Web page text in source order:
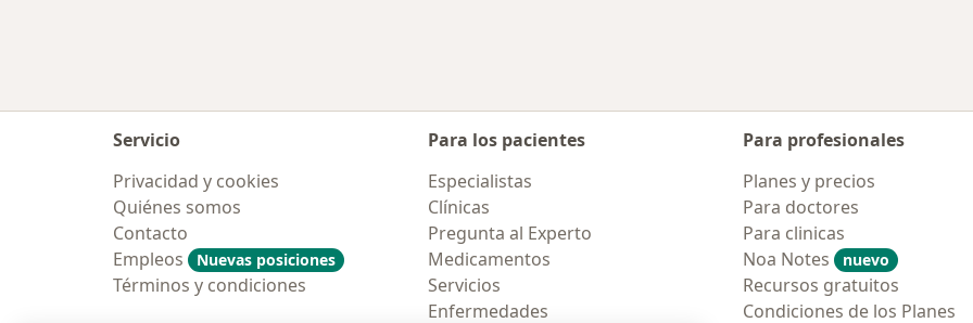
Servicio
Privacidad y cookies
Quiénes somos
Contacto
Empleos
Nuevas posiciones
Términos y condiciones
Para los pacientes
Especialistas
Clínicas
Pregunta al Experto
Medicamentos
Servicios
Enfermedades
Para profesionales
Planes y precios
Para doctores
Para clinicas
Noa Notes
nuevo
Recursos gratuitos
Condiciones de los Planes